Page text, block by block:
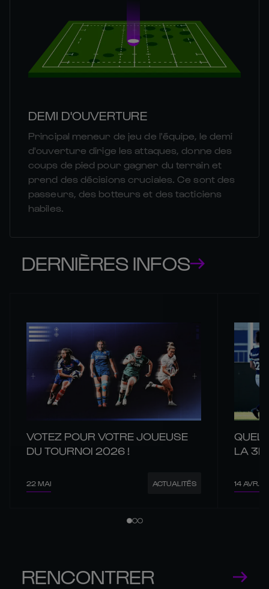
DEMI D'OUVERTURE
Principal meneur de jeu de l'équipe, le demi
d'ouverture dirige les attaques, donne des
coups de pied pour gagner du terrain et
prend des décisions cruciales. Ce sont des
passeurs, des botteurs et des tacticiens
habiles.
DERNIÈRES INFOS
VOTEZ POUR VOTRE JOUEUSE
DU TOURNOI 2026 !
22 MAI ACTUALITÉS
QUEL
LA 3E
14 AVR.
RENCONTRER